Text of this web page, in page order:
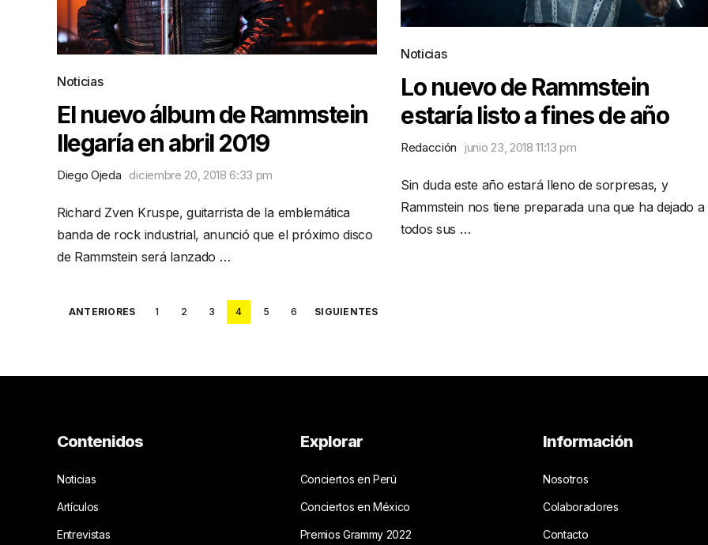
Noticias
El nuevo álbum de Rammstein
llegaría en abril 2019
Diego Ojeda diciembre 20, 2018 6:33 pm
Richard Zven Kruspe, guitarrista de la emblemática
banda de rock industrial, anunció que el próximo disco
de Rammstein será lanzado …
Noticias
Lo nuevo de Rammstein
estaría listo a fines de año
Redacción junio 23, 2018 11:13 pm
Sin duda este año estará lleno de sorpresas, y
Rammstein nos tiene preparada una que ha dejado a
todos sus …
Posts
ANTERIORES 1 2 3 4 5 6 SIGUIENTES
Contenidos
Noticias
Artículos
Entrevistas
Explorar
Conciertos en Perú
Conciertos en México
Premios Grammy 2022
Información
Nosotros
Colaboradores
Contacto